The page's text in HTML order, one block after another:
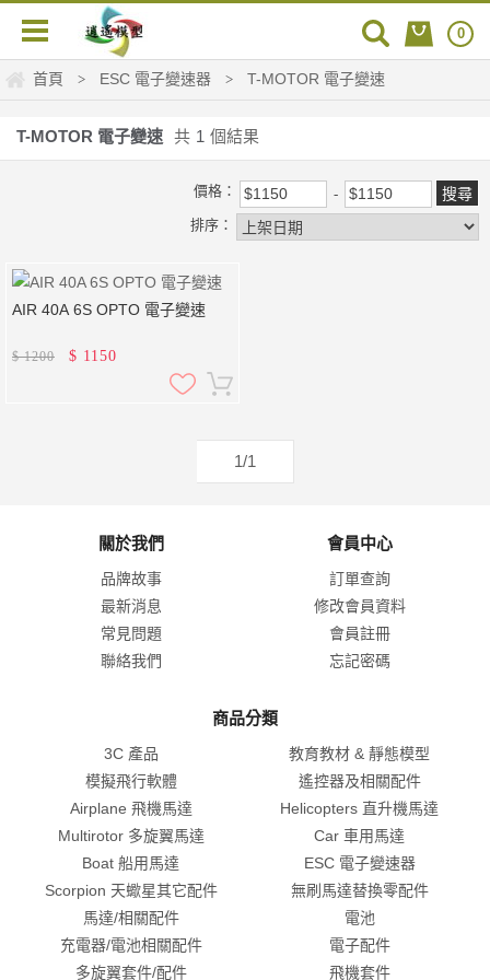
0
首頁 > ESC 電子變速器 > T-MOTOR 電子變速
T-MOTOR 電子變速 共 1 個結果
價格：
排序：
AIR 40A 6S OPTO 電子變速
$1200 $ 1150
1/1
關於我們
品牌故事
最新消息
常見問題
聯絡我們
會員中心
訂單查詢
修改會員資料
會員註冊
忘記密碼
商品分類
3C 產品
教育教材 & 靜態模型
模擬飛行軟體
遙控器及相關配件
Airplane 飛機馬達
Helicopters 直升機馬達
Multirotor 多旋翼馬達
Car 車用馬達
Boat 船用馬達
ESC 電子變速器
Scorpion 天蠍星其它配件
無刷馬達替換零配件
馬達/相關配件
電池
充電器/電池相關配件
電子配件
多旋翼套件/配件
飛機套件